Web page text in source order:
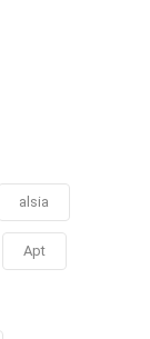
alsia
Apt